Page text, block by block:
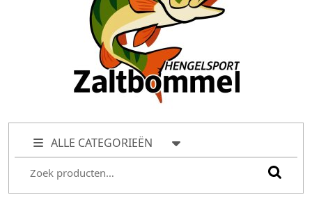
ALLE CATEGORIEËN